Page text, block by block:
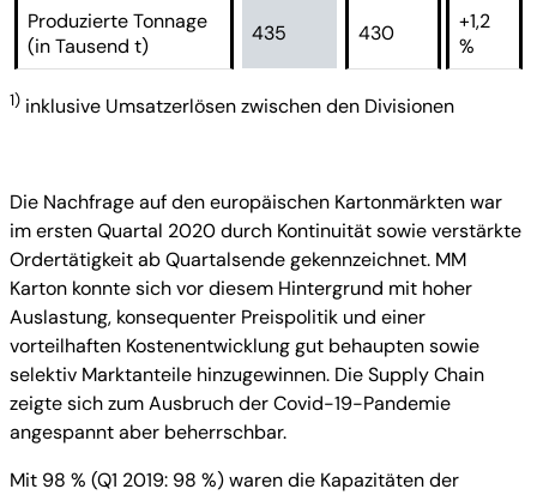
Produzierte Tonnage
(in Tausend t)
435 430
+1,2
%
1) inklusive Umsatzerlösen zwischen den Divisionen
Die Nachfrage auf den europäischen Kartonmärkten war
im ersten Quartal 2020 durch Kontinuität sowie verstärkte
Ordertätigkeit ab Quartalsende gekennzeichnet. MM
Karton konnte sich vor diesem Hintergrund mit hoher
Auslastung, konsequenter Preispolitik und einer
vorteilhaften Kostenentwicklung gut behaupten sowie
selektiv Marktanteile hinzugewinnen. Die Supply Chain
zeigte sich zum Ausbruch der Covid-19-Pandemie
angespannt aber beherrschbar.
Mit 98 % (Q1 2019: 98 %) waren die Kapazitäten der